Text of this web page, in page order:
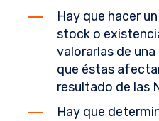
Hay que hacer
stock o
valorarlas de
que éstas
resultado de las
Hay que